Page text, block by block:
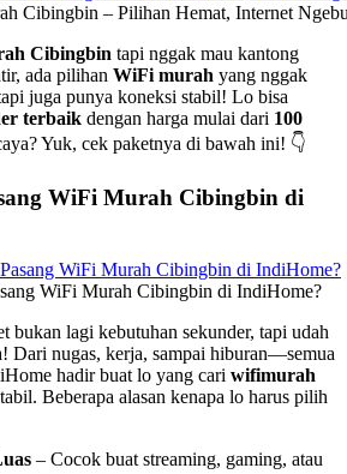
Cibingbin – Pilihan Hemat, Internet
Cibingbin tapi nggak mau kantong
ada pilihan WiFi murah yang nggak
juga punya koneksi stabil! Lo bisa
terbaik dengan harga mulai dari 100
Yuk, cek paketnya di bawah ini! 👇
WiFi Murah Cibingbin di
WiFi Murah Cibingbin di IndiHome?
bukan lagi kebutuhan sekunder, tapi udah
Dari nugas, kerja, sampai hiburan—semua
hadir buat lo yang cari wifimurah
Beberapa alasan kenapa lo harus pilih
– Cocok buat streaming, gaming, atau